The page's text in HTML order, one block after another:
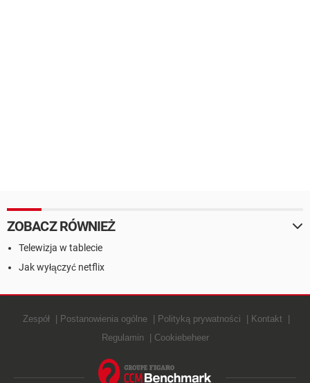
ZOBACZ RÓWNIEŻ
Telewizja w tablecie
Jak wyłączyć netflix
Zespół Postanowienia ogólne Polityką prywatności
Kontakt
Regulamin
Cookiebeheer